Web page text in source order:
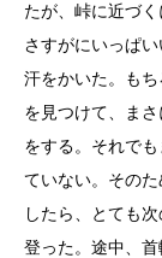
たが、峠に近づ
さすがにいっぱ
汗をかいた。も
を見つけて、ま
をする。それで
ていない。その
したら、とても
登った。途中、首